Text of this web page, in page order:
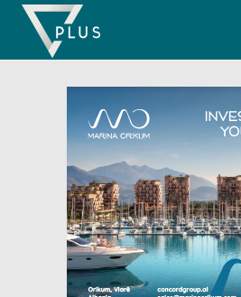
Skip
content